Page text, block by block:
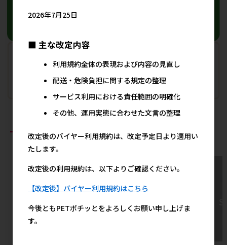
おすすめ商品
2026年7月25日
■ 主な改定内容
利用規約全体の表現および内容の見直し
配送・危険負担に関する規定の整理
サービス利用における責任範囲の明確化
その他、運用実態に合わせた文言の整理
改定後のバイヤー利用規約は、改定予定日より適用い
たします。
改定後の利用規約は、以下よりご確認ください。
【改定後】バイヤー利用規約はこちら
今後ともPETポチッとをよろしくお願い申し上げま
す。